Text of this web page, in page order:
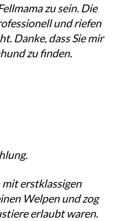
zu sein. Die
und riefen
Danke, dass Sie mir
zu finden.
erstklassigen
Welpen und zog
erlaubt waren.